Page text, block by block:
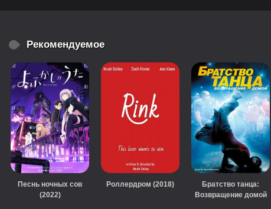
Рекомендуемое
Песнь ночных сов
(2022)
Роллердром (2018)
Братство танца:
Возвращение домой